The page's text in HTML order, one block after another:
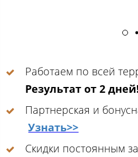
Работаем по всей
Результат от 2 дней!
Партнерская и
Узнать>>
Скидки постоянным